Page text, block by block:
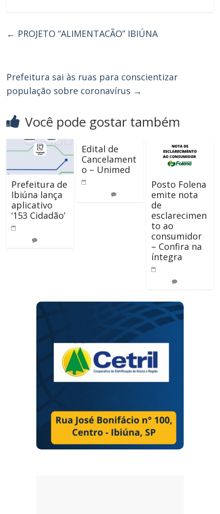
← PROJETO “ALIMENTACÃO” IBIÚNA
Prefeitura sai às ruas para conscientizar
população sobre coronavírus →
Você pode gostar também
Prefeitura de
Ibiúna lança
aplicativo
‘153 Cidadão’
Edital de
Cancelament
o – Unimed
Posto Folena
emite nota
de
esclarecimen
to ao
consumidor
– Confira na
íntegra